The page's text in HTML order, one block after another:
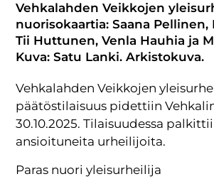
Vehkalahden Veikkojen
nuorisokaartia: Saana Pellinen,
Tii Huttunen, Venla Hauhia ja
Kuva: Satu Lanki. Arkistokuva.
Vehkalahden Veikkojen
päätöstilaisuus pidettiin
30.10.2025. Tilaisuudessa
ansioituneita urheilijoita.
Paras nuori yleisurheilija